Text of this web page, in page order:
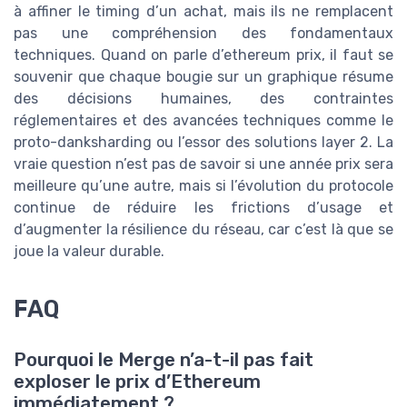
à affiner le timing d’un achat, mais ils ne remplacent
pas une compréhension des fondamentaux
techniques. Quand on parle d’ethereum prix, il faut se
souvenir que chaque bougie sur un graphique résume
des décisions humaines, des contraintes
réglementaires et des avancées techniques comme le
proto-danksharding ou l’essor des solutions layer 2. La
vraie question n’est pas de savoir si une année prix sera
meilleure qu’une autre, mais si l’évolution du protocole
continue de réduire les frictions d’usage et
d’augmenter la résilience du réseau, car c’est là que se
joue la valeur durable.
FAQ
Pourquoi le Merge n’a-t-il pas fait
exploser le prix d’Ethereum